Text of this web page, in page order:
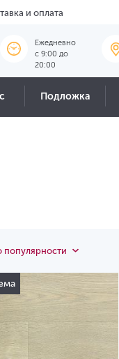
и оплата
Ежедневно
c 9:00 до
20:00
Подложка
популярности